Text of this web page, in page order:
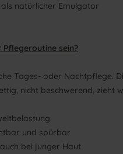
natürlicher Emulgator
Pflegeroutine sein?
Tages- oder Nachtpflege.
nicht beschwerend,
und spürbar
bei junger Haut